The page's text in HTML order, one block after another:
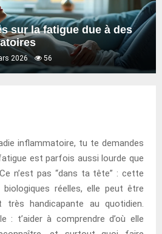
sur la fatigue due à des
2026 56
inflammatoire, tu te demandes
est parfois aussi lourde que
n’est pas “dans ta tête” : cette
réelles, elle peut être
handicapante au quotidien.
: t’aider à comprendre d’où elle